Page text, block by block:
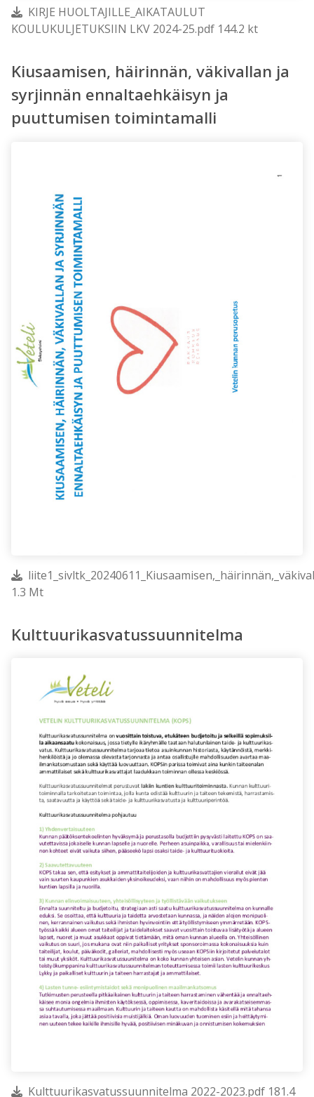
KIRJE HUOLTAJILLE_AIKATAULUT
KOULUKULJETUKSIIN LKV 2024-25.pdf 144.2 kt
Kiusaamisen, häirinnän, väkivallan ja
syrjinnän ennaltaehkäisyn ja
puuttumisen toimintamalli
1.3 Mt
Kulttuurikasvatussuunnitelma
Kulttuurikasvatussuunnitelma 2022-2023.pdf 181.4